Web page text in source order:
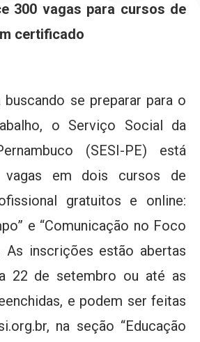
300 vagas para cursos de
certificado
buscando se preparar para o
o Serviço Social da
(SESI-PE) está
vagas em dois cursos de
gratuitos e online:
e “Comunicação no Foco
As inscrições estão abertas
22 de setembro ou até as
e podem ser feitas
na seção “Educação